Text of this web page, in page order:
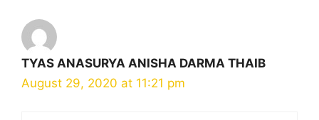
TYAS ANASURYA ANISHA DARMA THAIB
August 29, 2020 at 11:21 pm